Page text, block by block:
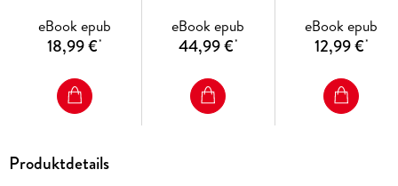
eBook epub
18,99 €*
eBook epub
44,99 €*
eBook epub
12,99 €*
Produktdetails